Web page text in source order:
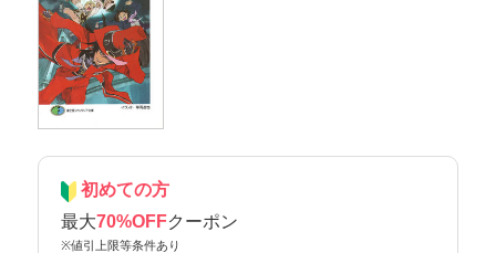
初めての方
最大70%OFFクーポン
※値引上限等条件あり